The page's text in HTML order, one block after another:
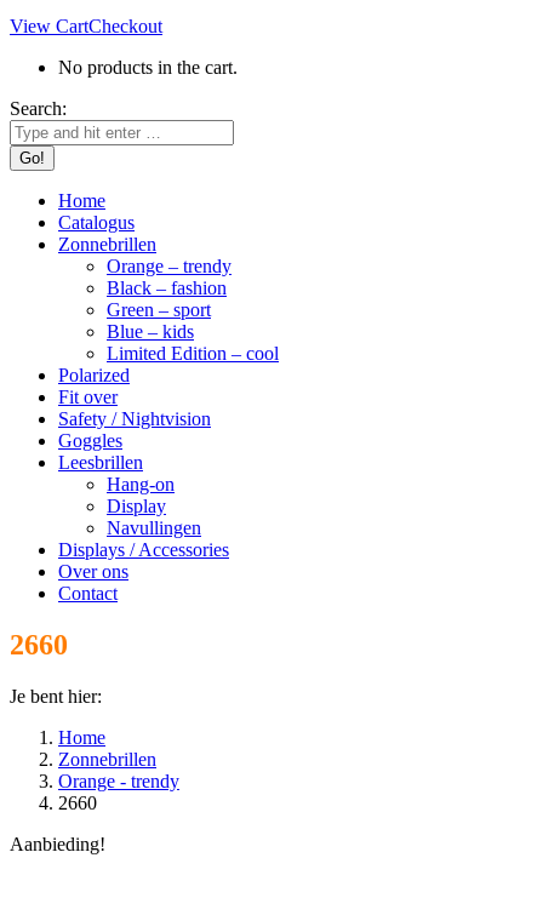
View CartCheckout
No products in the cart.
Search:
Home
Catalogus
Zonnebrillen
Orange – trendy
Black – fashion
Green – sport
Blue – kids
Limited Edition – cool
Polarized
Fit over
Safety / Nightvision
Goggles
Leesbrillen
Hang-on
Display
Navullingen
Displays / Accessories
Over ons
Contact
2660
Je bent hier:
Home
Zonnebrillen
Orange - trendy
2660
Aanbieding!